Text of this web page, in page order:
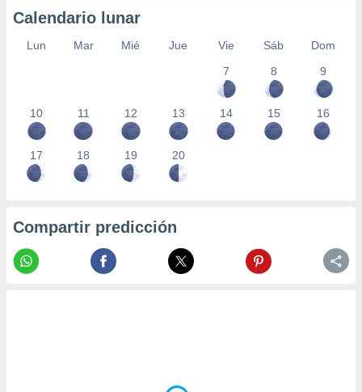
Calendario lunar
Lun Mar Mié Jue Vie Sáb
Dom
7
8 9
10 11 12 13 14 15 16
17 18 19 20
Compartir predicción